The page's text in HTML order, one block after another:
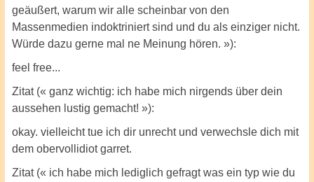
geäußert, warum wir alle scheinbar von den
Massenmedien indoktriniert sind und du als einziger nicht.
Würde dazu gerne mal ne Meinung hören. »):
feel free...
Zitat (« ganz wichtig: ich habe mich nirgends über dein
aussehen lustig gemacht! »):
okay. vielleicht tue ich dir unrecht und verwechsle dich mit
dem obervollidiot garret.
Zitat (« ich habe mich lediglich gefragt was ein typ wie du